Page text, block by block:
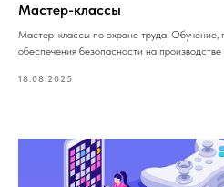
Мастер-классы
Мастер-классы по охране труда. Обучение,
обеспечения безопасности на производстве
18.08.2025